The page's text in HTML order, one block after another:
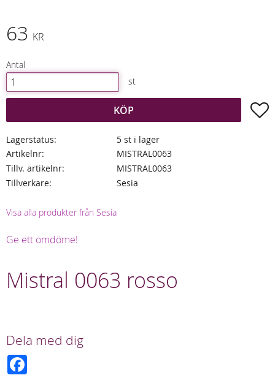
63 KR
Antal
st
KÖP
Lagerstatus
5 st i lager
Artikelnr
MISTRAL0063
Tillv. artikelnr
MISTRAL0063
Tillverkare
Sesia
Visa alla produkter från Sesia
Ge ett omdöme!
Mistral 0063 rosso
Dela med dig